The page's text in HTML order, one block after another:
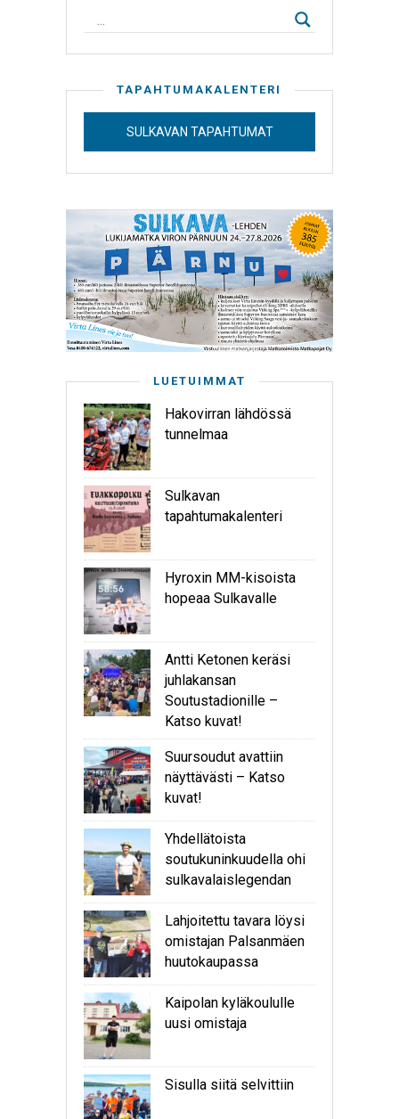
TAPAHTUMAKALENTERI
SULKAVAN TAPAHTUMAT
LUETUIMMAT
Hakovirran lähdössä
tunnelmaa
Sulkavan
tapahtumakalenteri
Hyroxin MM-kisoista
hopeaa Sulkavalle
Antti Ketonen keräsi
juhlakansan
Soutustadionille –
Katso kuvat!
Suursoudut avattiin
näyttävästi – Katso
kuvat!
Yhdellätoista
soutukuninkuudella ohi
sulkavalaislegendan
Lahjoitettu tavara löysi
omistajan Palsanmäen
huutokaupassa
Kaipolan kyläkoululle
uusi omistaja
Sisulla siitä selvittiin